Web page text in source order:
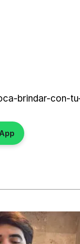
brindar-con-